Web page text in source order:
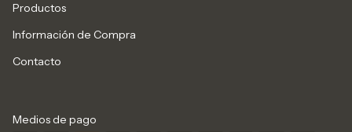
Productos
Información de Compra
Contacto
Medios de pago